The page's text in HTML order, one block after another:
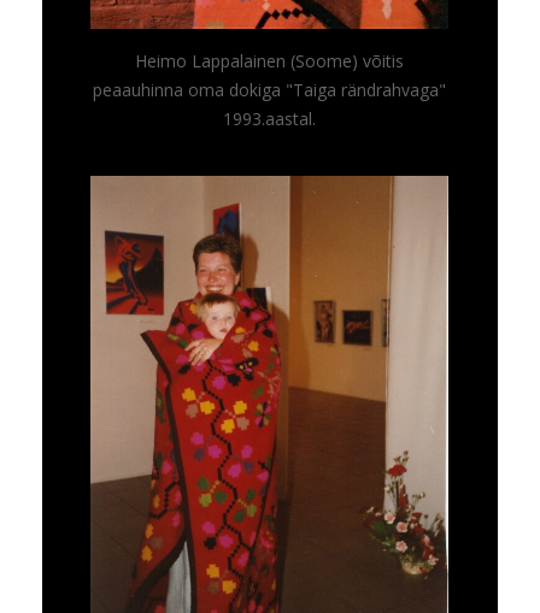
Heimo Lappalainen (Soome) võitis
peaauhinna oma dokiga "Taiga rändrahvaga"
1993.aastal.